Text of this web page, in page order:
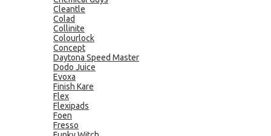
Cleantle
Colad
Collinite
Colourlock
Concept
Daytona Speed Master
Dodo Juice
Evoxa
Finish Kare
Flex
Flexipads
Foen
Fresso